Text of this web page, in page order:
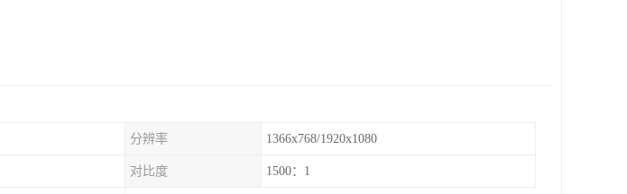
分辨率 1366x768/1920x1080
对比度 1500：1